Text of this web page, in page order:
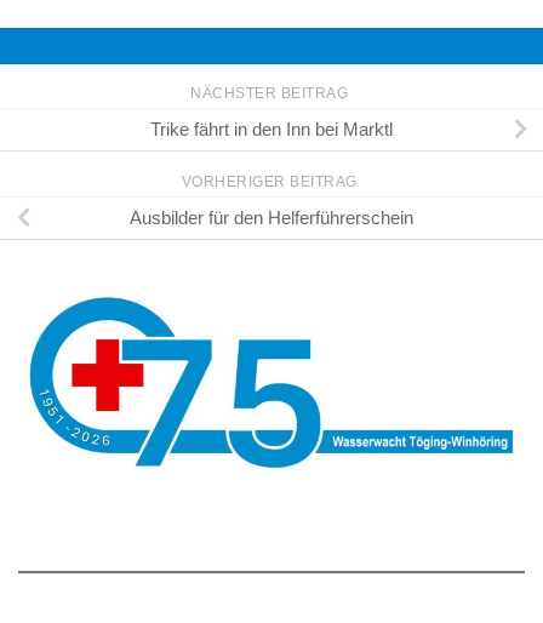
NÄCHSTER BEITRAG
Trike fährt in den Inn bei Marktl
VORHERIGER BEITRAG
Ausbilder für den Helferführerschein